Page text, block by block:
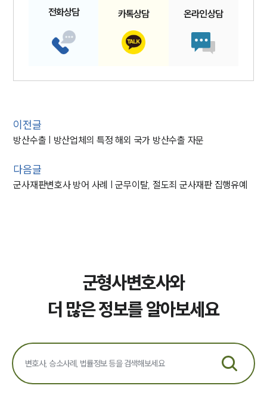
전화상담 카톡상담 온라인상담
이전글
방산수출 | 방산업체의 특정 해외 국가 방산수출 자문
다음글
군사재판변호사 방어 사례 | 군무이탈, 절도죄 군사재판 집행유예
군형사변호사와
더 많은 정보를 알아보세요